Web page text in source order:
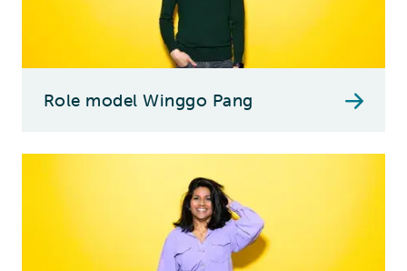
Role model Winggo Pang